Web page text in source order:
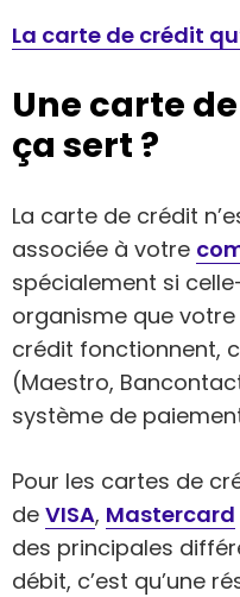
La carte de crédit
Une carte
ça sert ?
La carte de crédit
associée à votre
spécialement si
organisme que
crédit fonctionnent,
(Maestro,
système de
Pour les cartes de
de VISA, Mastercard
des principales
débit, c’est qu’une